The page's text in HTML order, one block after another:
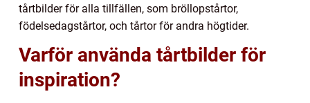
tårtbilder för alla tillfällen, som bröllopstårtor,
födelsedagstårtor, och tårtor för andra högtider.
Varför använda tårtbilder för
inspiration?